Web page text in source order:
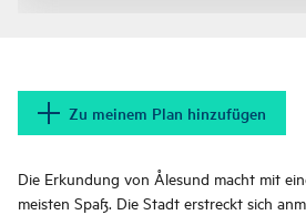
Zu meinem Plan hinzufügen
Die Erkundung von Ålesund macht mit
meisten Spaß. Die Stadt erstreckt sich